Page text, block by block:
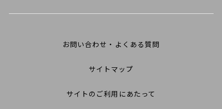
お問い合わせ・よくある質問
サイトマップ
サイトのご利用にあたって